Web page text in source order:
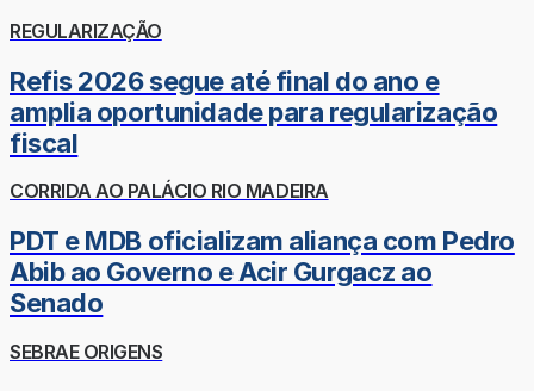
REGULARIZAÇÃO
Refis 2026 segue até final do ano e
amplia oportunidade para regularização
fiscal
CORRIDA AO PALÁCIO RIO MADEIRA
PDT e MDB oficializam aliança com Pedro
Abib ao Governo e Acir Gurgacz ao
Senado
SEBRAE ORIGENS